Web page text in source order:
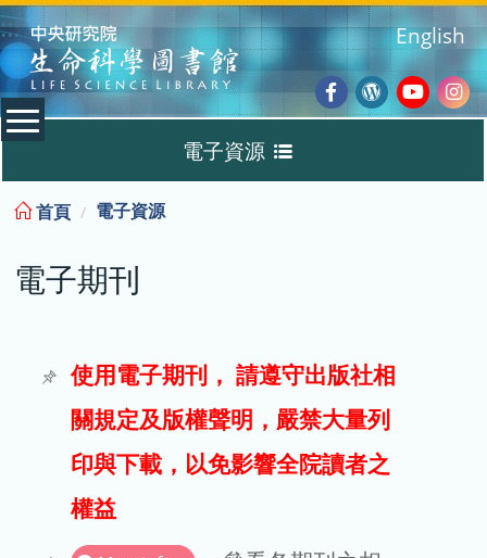
:::
Facebook
Wordpress
English
電子資源
電子期刊
試用
首頁 電子資源
電子期刊
使用電子期刊， 請遵守出版社相
關規定及版權聲明，嚴禁大量列
印與下載，以免影響全院讀者之
權益